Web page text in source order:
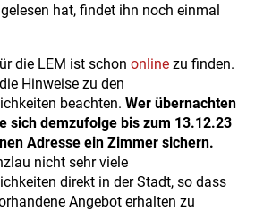
hat, findet ihn noch einmal
die LEM ist schon online zu finden.
Hinweise zu den
beachten. Wer übernachten
sich demzufolge bis zum 13.12.23
Adresse ein Zimmer sichern.
nicht sehr viele
direkt in der Stadt, so dass
Angebot erhalten zu